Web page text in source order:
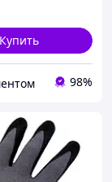
Купить
98%